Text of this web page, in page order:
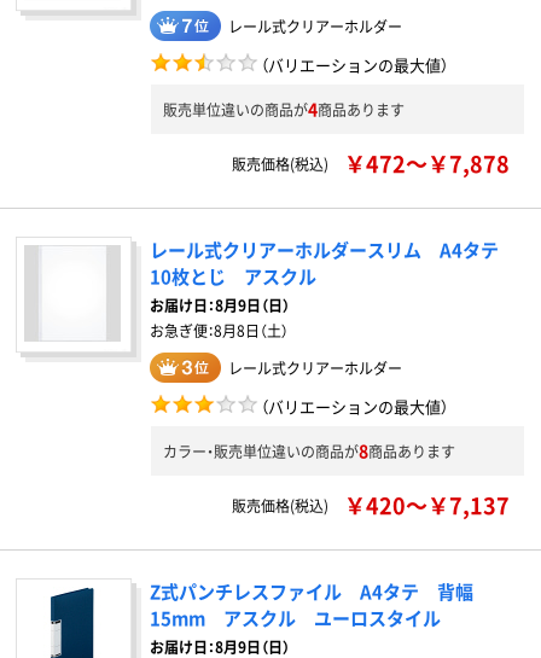
レール式クリアーホルダー
（バリエーションの最大値）
販売単位違いの商品が4商品あります
販売価格(税込) ￥472～￥7,878
レール式クリアーホルダースリム A4タテ
10枚とじ アスクル
お届け日：8月9日（日）
お急ぎ便：8月8日（土）
レール式クリアーホルダー
（バリエーションの最大値）
カラー・販売単位違いの商品が8商品あります
販売価格(税込) ￥420～￥7,137
Z式パンチレスファイル A4タテ 背幅
15mm アスクル ユーロスタイル
お届け日：8月9日（日）